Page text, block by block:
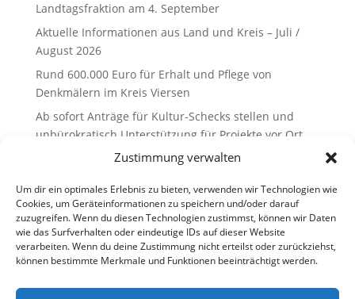
Zustimmung verwalten
Um dir ein optimales Erlebnis zu bieten, verwenden wir Technologien wie
Cookies, um Geräteinformationen zu speichern und/oder darauf
zuzugreifen. Wenn du diesen Technologien zustimmst, können wir Daten
wie das Surfverhalten oder eindeutige IDs auf dieser Website
verarbeiten. Wenn du deine Zustimmung nicht erteilst oder zurückziehst,
können bestimmte Merkmale und Funktionen beeinträchtigt werden.
Landtagsfraktion am 4. September
Aktuelle Informationen aus Land und Kreis – Juli /
August 2026
Rund 600.000 Euro für Erhalt und Pflege von
Denkmälern im Kreis Viersen
Ab sofort Anträge für Kultur-Schecks stellen und
unbürokratisch Unterstützung für Projekte vor Ort
Recent Comments
Es sind keine Kommentare vorhanden.